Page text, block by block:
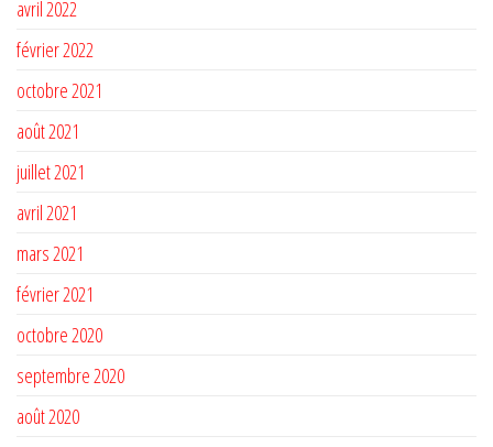
avril 2022
février 2022
octobre 2021
août 2021
juillet 2021
avril 2021
mars 2021
février 2021
octobre 2020
septembre 2020
août 2020